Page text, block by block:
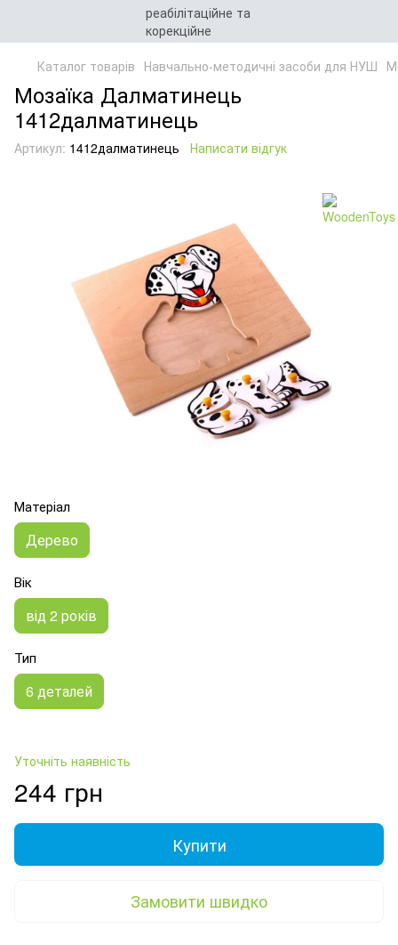
Каталог товарів Навчально-методичні засоби для НУШ
Мозаїка Далматинець
1412далматинець
Артикул: 1412далматинець Написати відгук
Матеріал
Дерево
Вік
від 2 років
Тип
6 деталей
Уточніть наявність
244 грн
Купити
Замовити швидко